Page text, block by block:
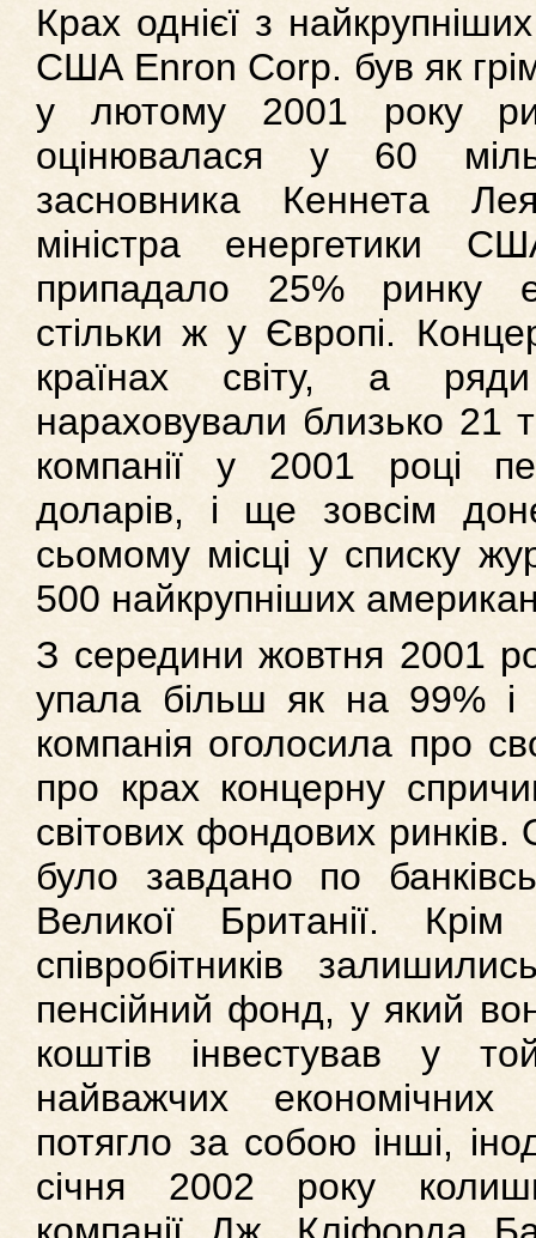
Крах однієї з
США Enron Corp. був як
у лютому 2001 року
оцінювалася у 60
засновника Кеннета
міністра енергетики
припадало 25% ринку
стільки ж у Європі.
країнах світу, а ряди
нараховували близько 21
компанії у 2001 році
доларів, і ще зовсім
сьомому місці у списку
500 найкрупніших
З середини жовтня 2001
упала більш як на 99% і
компанія оголосила про
про крах концерну
світових фондових
було завдано по
Великої Британії.
співробітників
пенсійний фонд, у який
коштів інвестував у
найважчих економічних
потягло за собою інші,
січня 2002 року